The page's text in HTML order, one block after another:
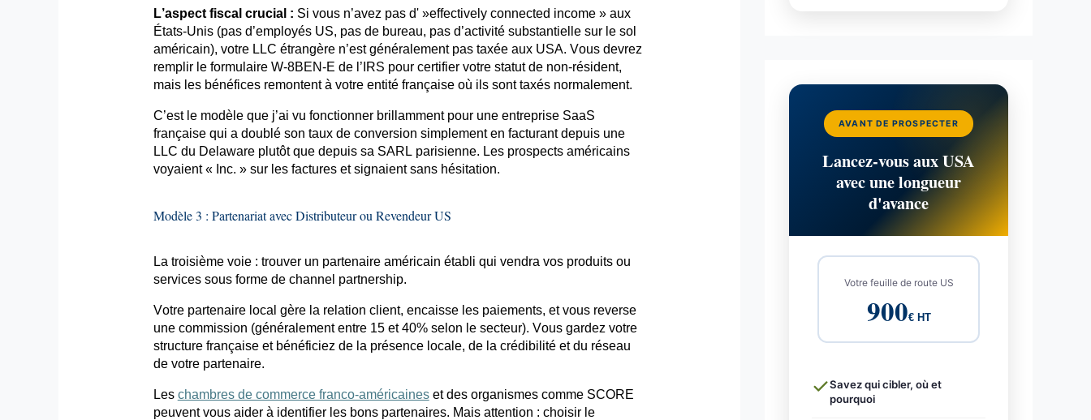
L’aspect fiscal crucial : Si vous n’avez pas d' »effectively connected income» aux
États-Unis (pas d’employés US, pas de bureau, pas d’activité substantielle sur le sol
américain), votre LLC étrangère n’est généralement pas taxée aux USA. Vous devrez
remplir le formulaire W-8BEN-E de l’IRS pour certifier votre statut de non-résident,
mais les bénéfices remontent à votre entité française où ils sont taxés normalement.
C’est le modèle que j’ai vu fonctionner brillamment pour une entreprise SaaS
française qui a doublé son taux de conversion simplement en facturant depuis une
LLC du Delaware plutôt que depuis sa SARL parisienne. Les prospects américains
voyaient « Inc. » sur les factures et signaient sans hésitation.
Modèle 3 : Partenariat avec Distributeur ou Revendeur US
La troisième voie : trouver un partenaire américain établi qui vendra vos produits ou
services sous forme de channel partnership.
Votre partenaire local gère la relation client, encaisse les paiements, et vous reverse
une commission (généralement entre 15 et 40% selon le secteur). Vous gardez votre
structure française et bénéficiez de la présence locale, de la crédibilité et du réseau
de votre partenaire.
Les chambres de commerce franco-américaineset des organismes comme SCORE
peuvent vous aider à identifier les bons partenaires. Mais attention : choisir le
AVANT DE PROSPECTER
Lancez-vous aux USA
avec une longueur
d'avance
Votre feuille de route US
900€ HT
Savez qui cibler, où et
pourquoi